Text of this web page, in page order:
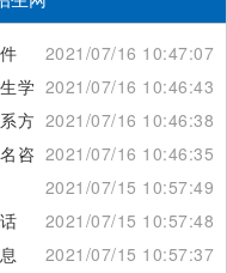
2021/07/16 10:47:07
学费2021/07/16 10:46:43
方式2021/07/16 10:46:38
咨询2021/07/16 10:46:35
2021/07/15 10:57:49
2021/07/15 10:57:48
2021/07/15 10:57:37